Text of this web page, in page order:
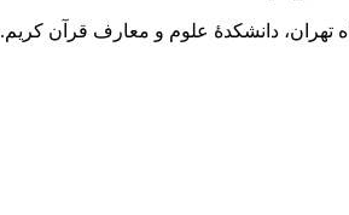
تهران، دانشکدۀ علوم و معارف قرآن کریم.